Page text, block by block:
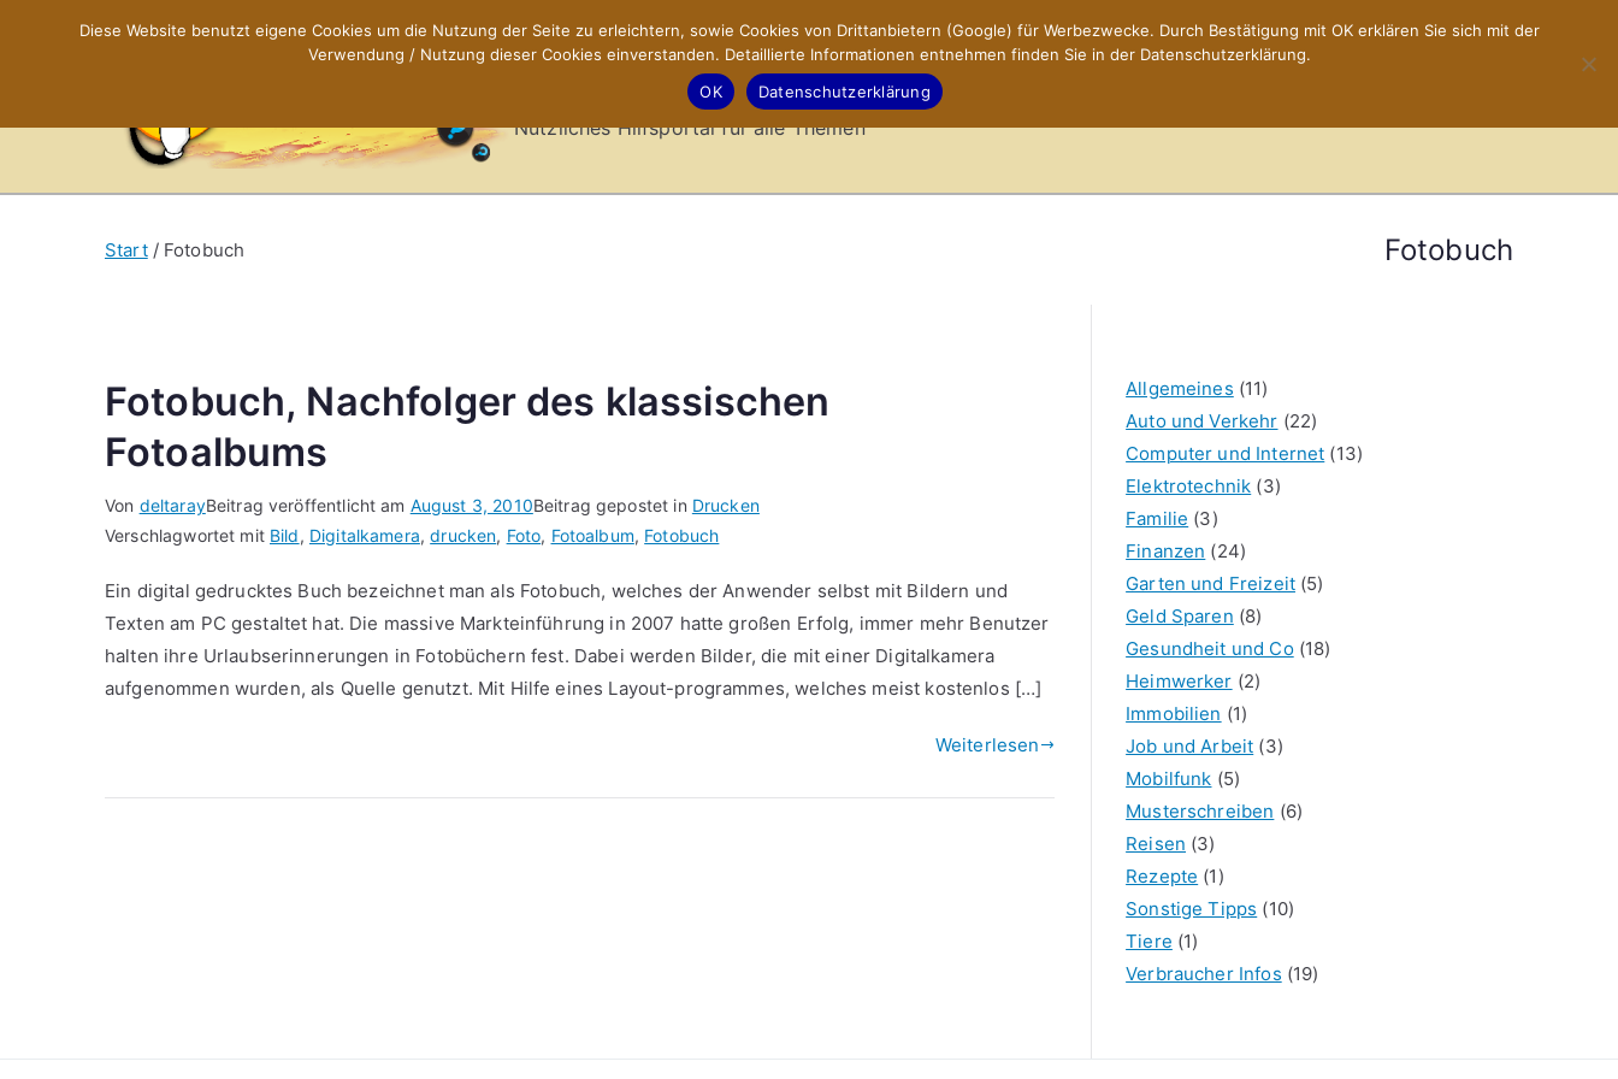
X-Sites.de – Hilfsportal
Nützliches Hilfsportal für alle Themen
Fotobuch
Start Fotobuch
Fotobuch, Nachfolger des klassischen
Fotoalbums
Von deltarayBeitrag veröffentlicht am August 3, 2010Beitrag gepostet in Drucken
Verschlagwortet mit Bild, Digitalkamera,drucken, Foto, Fotoalbum, Fotobuch
Ein digital gedrucktes Buch bezeichnet man als Fotobuch, welches der Anwender selbst mit Bildern und
Texten am PC gestaltet hat. Die massive Markteinführung in 2007 hatte großen Erfolg, immer mehr Benutzer
halten ihre Urlaubserinnerungen in Fotobüchern fest. Dabei werden Bilder, die mit einer Digitalkamera
aufgenommen wurden, als Quelle genutzt. Mit Hilfe eines Layout-programmes, welches meist kostenlos […]
Weiterlesen
Allgemeines (11)
Auto und Verkehr (22)
Computer und Internet (13)
Elektrotechnik (3)
Familie (3)
Finanzen (24)
Garten und Freizeit(5)
Geld Sparen (8)
Gesundheit und Co(18)
Heimwerker (2)
Immobilien (1)
Job und Arbeit (3)
Mobilfunk (5)
Musterschreiben (6)
Reisen (3)
Rezepte (1)
Sonstige Tipps (10)
Tiere (1)
Verbraucher Infos (19)
Diese Website benutzt eigene Cookies um die Nutzung der Seite zu erleichtern, sowie Cookies von Drittanbietern (Google) für Werbezwecke. Durch Bestätigung mit OK erklären Sie sich mit der
Verwendung / Nutzung dieser Cookies einverstanden. Detaillierte Informationen entnehmen finden Sie in der Datenschutzerklärung.
OK
Datenschutzerklärung